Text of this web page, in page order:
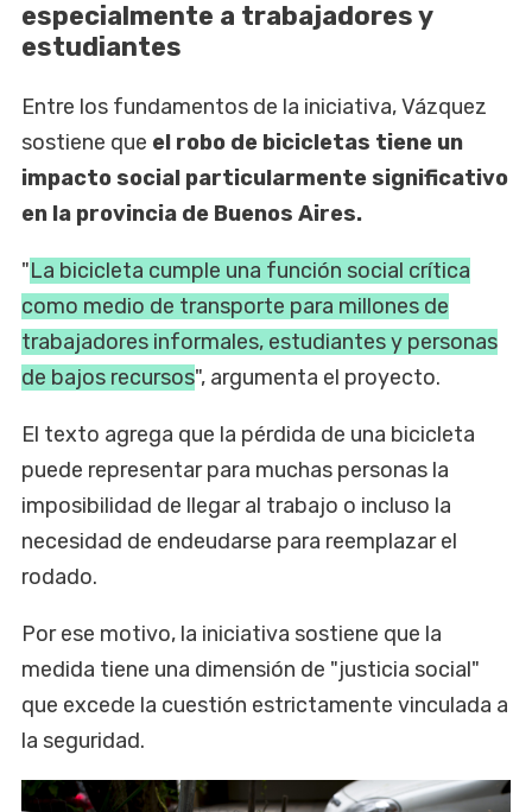
especialmente a trabajadores y
estudiantes
Entre los fundamentos de la iniciativa, Vázquez
sostiene que el robo de bicicletas tiene un
impacto social particularmente significativo
en la provincia de Buenos Aires.
"La bicicleta cumple una función social crítica
como medio de transporte para millones de
trabajadores informales, estudiantes y personas
de bajos recursos", argumenta el proyecto.
El texto agrega que la pérdida de una bicicleta
puede representar para muchas personas la
imposibilidad de llegar al trabajo o incluso la
necesidad de endeudarse para reemplazar el
rodado.
Por ese motivo, la iniciativa sostiene que la
medida tiene una dimensión de "justicia social"
que excede la cuestión estrictamente vinculada a
la seguridad.